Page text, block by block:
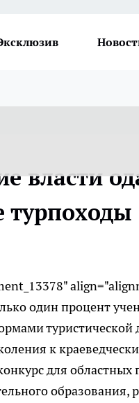
власти
один процент
туристической
к
для